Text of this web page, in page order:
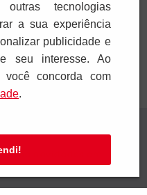
Adicionar
novidades em
tecnologias
a sua experiência
publicidade e
seu interesse. Ao
você concorda com
.